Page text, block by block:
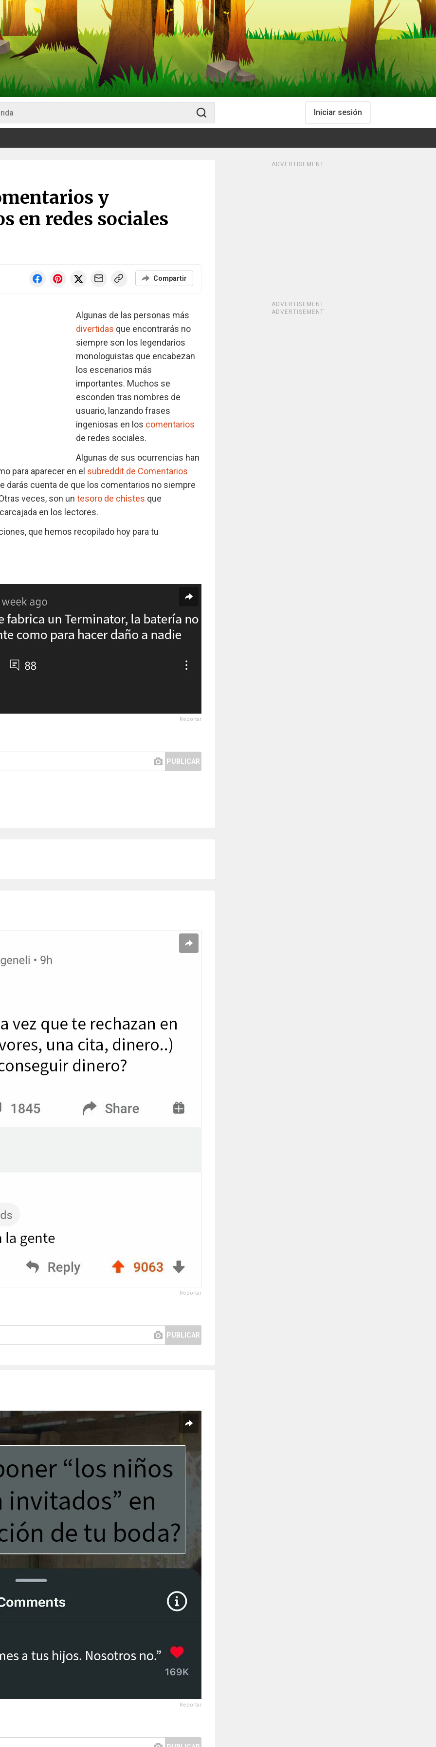
Iniciar sesión
y
en redes sociales
Compartir
Algunas de las personas más
divertidas que encontrarás no
siempre son los legendarios
monologuistas que encabezan
los escenarios más
importantes. Muchos se
esconden tras nombres de
usuario, lanzando frases
ingeniosas en los comentarios
de redes sociales.
Algunas de sus ocurrencias han
para aparecer en el subreddit de Comentarios
darás cuenta de que los comentarios no siempre
veces, son un tesoro de chistes que
en los lectores.
que hemos recopilado hoy para tu
Reportar
PUBLICAR
Reportar
PUBLICAR
Reportar
ADVERTISEMENT
ADVERTISEMENT
ADVERTISEMENT